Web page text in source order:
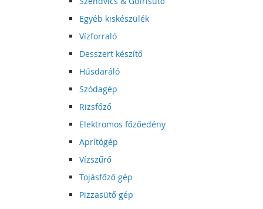
Egyéb kiskészülék
Vízforraló
Desszert készítő
Húsdaráló
Szódagép
Rizsfőző
Elektromos főzőedény
Aprítógép
Vízszűrő
Tojásfőző gép
Pizzasütő gép